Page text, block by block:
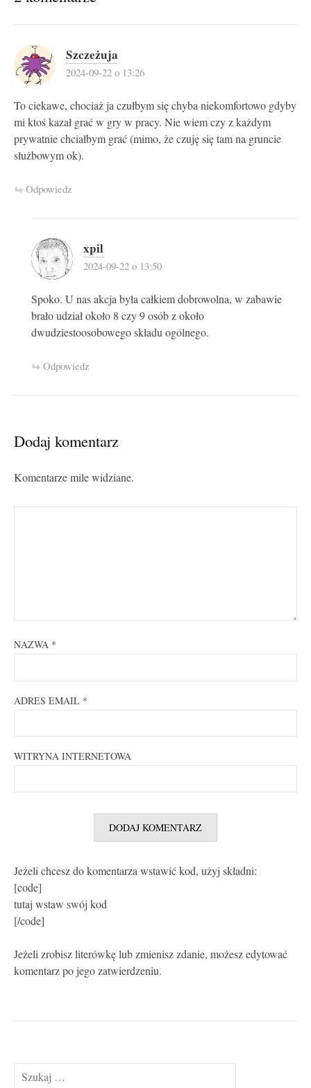
Szczeżuja
2024-09-22 o 13:26
To ciekawe, chociaż ja czułbym się chyba niekomfortowo gdyby
mi ktoś kazał grać w gry w pracy. Nie wiem czy z każdym
prywatnie chciałbym grać (mimo, że czuję się tam na gruncie
służbowym ok).
Odpowiedz
xpil
2024-09-22 o 13:50
Spoko. U nas akcja była całkiem dobrowolna, w zabawie
brało udział około 8 czy 9 osób z około
dwudziestoosobowego składu ogólnego.
Odpowiedz
Dodaj komentarz
Komentarze mile widziane.
NAZWA *
ADRES EMAIL *
WITRYNA INTERNETOWA
Jeżeli chcesz do komentarza wstawić kod, użyj składni:
[code]
tutaj wstaw swój kod
[/code]
Jeżeli zrobisz literówkę lub zmienisz zdanie, możesz edytować
komentarz po jego zatwierdzeniu.
Szukaj: